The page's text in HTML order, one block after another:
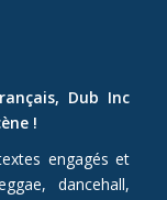
Dub Inc
!
engagés et
dancehall,